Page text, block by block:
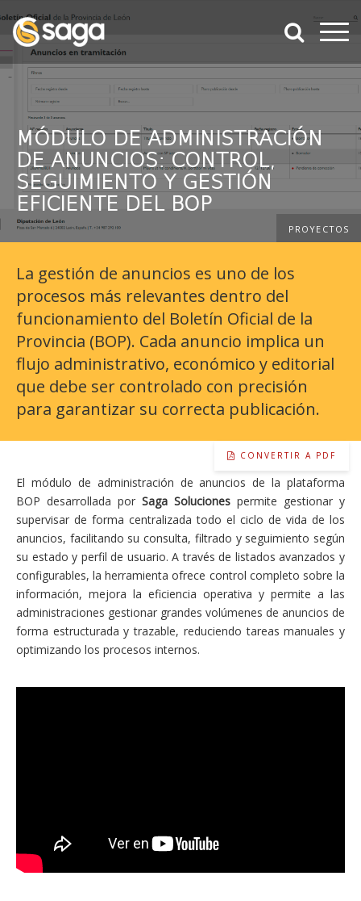
???label.access.jump.header???
???label.access.jump.footer???
???label.access.jump.menu???
MÓDULO DE ADMINISTRACIÓN
DE ANUNCIOS: CONTROL,
SEGUIMIENTO Y GESTIÓN
EFICIENTE DEL BOP
PROYECTOS
La gestión de anuncios es uno de los
procesos más relevantes dentro del
funcionamiento del Boletín Oficial de la
Provincia (BOP). Cada anuncio implica un
flujo administrativo, económico y editorial
que debe ser controlado con precisión
para garantizar su correcta publicación.
CONVERTIR A PDF
El módulo de administración de anuncios de la plataforma
BOP desarrollada por Saga Soluciones permite gestionar y
supervisar de forma centralizada todo el ciclo de vida de los
anuncios, facilitando su consulta, filtrado y seguimiento según
su estado y perfil de usuario. A través de listados avanzados y
configurables, la herramienta ofrece control completo sobre la
información, mejora la eficiencia operativa y permite a las
administraciones gestionar grandes volúmenes de anuncios de
forma estructurada y trazable, reduciendo tareas manuales y
optimizando los procesos internos.